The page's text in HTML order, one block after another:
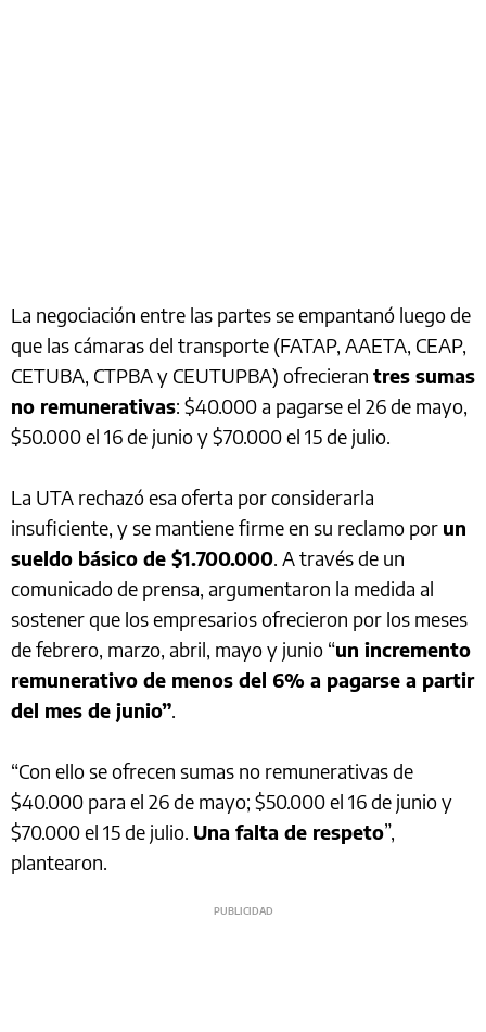
La negociación entre las partes se empantanó luego de
que las cámaras del transporte (FATAP, AAETA, CEAP,
CETUBA, CTPBA y CEUTUPBA) ofrecieran tres sumas
no remunerativas: $40.000 a pagarse el 26 de mayo,
$50.000 el 16 de junio y $70.000 el 15 de julio.
La UTA rechazó esa oferta por considerarla
insuficiente, y se mantiene firme en su reclamo por un
sueldo básico de $1.700.000. A través de un
comunicado de prensa, argumentaron la medida al
sostener que los empresarios ofrecieron por los meses
de febrero, marzo, abril, mayo y junio “un incremento
remunerativo de menos del 6% a pagarse a partir
del mes de junio”.
“Con ello se ofrecen sumas no remunerativas de
$40.000 para el 26 de mayo; $50.000 el 16 de junio y
$70.000 el 15 de julio. Una falta de respeto”,
plantearon.